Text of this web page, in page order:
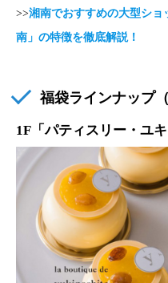
>>湘南でおすすめの大型シ
南」の特徴を徹底解説！
福袋ラインナップ
1F「パティスリー・ユキ